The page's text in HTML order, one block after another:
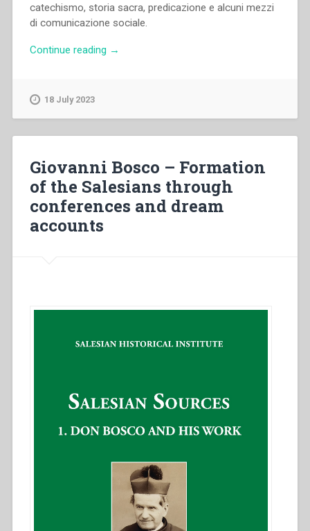
catechismo, storia sacra, predicazione e alcuni mezzi
di comunicazione sociale.
Continue reading “Morand
sacra
Scrittura
nell’esperienza
→
18 July 2023
Giovanni Bosco – Formation
of the Salesians through
conferences and dream
accounts